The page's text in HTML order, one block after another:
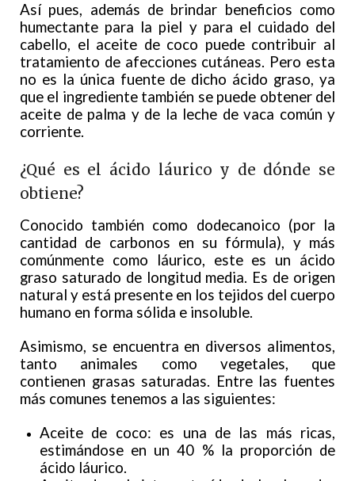
Así pues, además de brindar beneficios como
humectante para la piel y para el cuidado del
cabello, el aceite de coco puede contribuir al
tratamiento de afecciones cutáneas. Pero esta
no es la única fuente de dicho ácido graso, ya
que el ingrediente también se puede obtener del
aceite de palma y de la leche de vaca común y
corriente.
¿Qué es el ácido láurico y de dónde se
obtiene?
Conocido también como dodecanoico (por la
cantidad de carbonos en su fórmula), y más
comúnmente como láurico, este es un ácido
graso saturado de longitud media. Es de origen
natural y está presente en los tejidos del cuerpo
humano en forma sólida e insoluble.
Asimismo, se encuentra en diversos alimentos,
tanto animales como vegetales, que
contienen grasas saturadas. Entre las fuentes
más comunes tenemos a las siguientes:
Aceite de coco: es una de las más ricas,
estimándose en un 40 % la proporción de
ácido láurico.